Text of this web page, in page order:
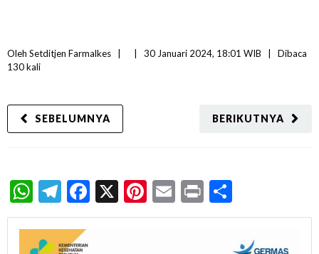
Oleh Setditjen Farmalkes 30 Januari 2024, 18:01 WIB
Dibaca
130 kali
BERIKUTNYA
SEBELUMNYA
WhatsApp
Telegram
Facebook
X Pinterest
Email
Print